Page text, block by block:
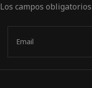
Los campos